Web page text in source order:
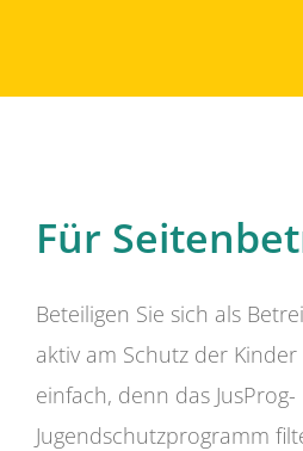
Für
Beteiligen Sie sich als
aktiv am Schutz der
einfach, denn das JusProg-
Jugendschutzprogramm